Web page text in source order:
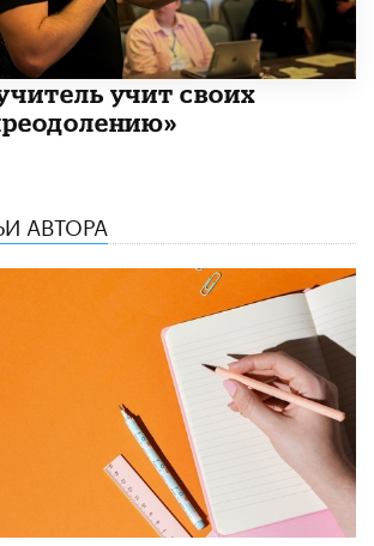
учит своих
АВТОРА